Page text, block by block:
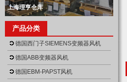
上海理亨营业执照正本
null
上海理亨营业执照
null
上海理亨仓库
null
上海理亨仓库
上海理亨仓库
null
产品分类
德国西门子SIEMENS变频器风机
德国ABB变频器风机
德国EBM-PAPST风机